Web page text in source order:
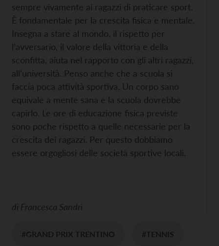
sempre vivamente ai ragazzi di praticare sport.
È fondamentale per la crescita fisica e mentale.
Insegna a stare al mondo, il rispetto per
l’avversario, il valore della vittoria e della
sconfitta, aiuta nel rapporto con gli altri ragazzi,
all’università. Penso anche che a scuola si
faccia poca attività sportiva. Un corpo sano
equivale a mente sana e la scuola dovrebbe
capirlo. Le ore di educazione fisica previste
sono poche rispetto a quelle necessarie per la
crescita dei ragazzi. Per questo dobbiamo
essere orgogliosi delle società sportive locali.
di Francesca Sandri
#GRAND PRIX TRENTINO #TENNIS